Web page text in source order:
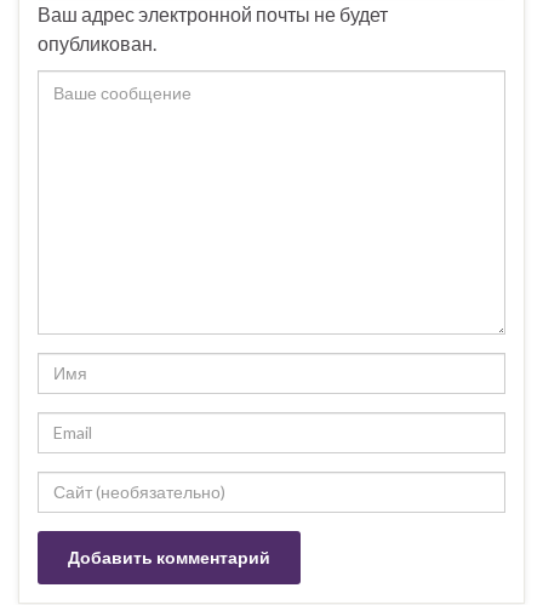
Ваш адрес электронной почты не будет
опубликован.